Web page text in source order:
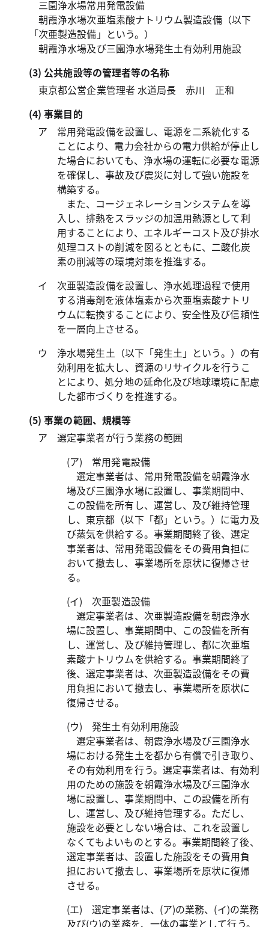
三園浄水場常用発電設備
朝霞浄水場次亜塩素酸ナトリウム製造設備（以下
「次亜製造設備」という。）
朝霞浄水場及び三園浄水場発生土有効利用施設
(3) 公共施設等の管理者等の名称
東京都公営企業管理者 水道局長 赤川 正和
(4) 事業目的
ア 常用発電設備を設置し、電源を二系統化する
ことにより、電力会社からの電力供給が停止し
た場合においても、浄水場の運転に必要な電源
を確保し、事故及び震災に対して強い施設を
構築する。
また、コージェネレーションシステムを導
入し、排熱をスラッジの加温用熱源として利
用することにより、エネルギーコスト及び排水
処理コストの削減を図るとともに、二酸化炭
素の削減等の環境対策を推進する。
イ 次亜製造設備を設置し、浄水処理過程で使用
する消毒剤を液体塩素から次亜塩素酸ナトリ
ウムに転換することにより、安全性及び信頼性
を一層向上させる。
ウ 浄水場発生土（以下「発生土」という。）の有
効利用を拡大し、資源のリサイクルを行うこ
とにより、処分地の延命化及び地球環境に配慮
した都市づくりを推進する。
(5) 事業の範囲、規模等
ア 選定事業者が行う業務の範囲
(ア) 常用発電設備
選定事業者は、常用発電設備を朝霞浄水
場及び三園浄水場に設置し、事業期間中、
この設備を所有し、運営し、及び維持管理
し、東京都（以下「都」という。）に電力及
び蒸気を供給する。事業期間終了後、選定
事業者は、常用発電設備をその費用負担に
おいて撤去し、事業場所を原状に復帰させ
る。
(イ) 次亜製造設備
選定事業者は、次亜製造設備を朝霞浄水
場に設置し、事業期間中、この設備を所有
し、運営し、及び維持管理し、都に次亜塩
素酸ナトリウムを供給する。事業期間終了
後、選定事業者は、次亜製造設備をその費
用負担において撤去し、事業場所を原状に
復帰させる。
(ウ) 発生土有効利用施設
選定事業者は、朝霞浄水場及び三園浄水
場における発生土を都から有償で引き取り、
その有効利用を行う。選定事業者は、有効利
用のための施設を朝霞浄水場及び三園浄水
場に設置し、事業期間中、この設備を所有
し、運営し、及び維持管理する。ただし、
施設を必要としない場合は、これを設置し
なくてもよいものとする。事業期間終了後、
選定事業者は、設置した施設をその費用負
担において撤去し、事業場所を原状に復帰
させる。
(エ) 選定事業者は、(ア)の業務、(イ)の業務
及び(ウ)の業務を、一体の事業として行う。